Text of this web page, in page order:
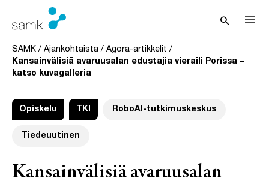
Siirry sisältöön
searchAvaa haku
SAMK / Ajankohtaista / Agora-artikkelit /
Kansainvälisiä avaruusalan edustajia vieraili Porissa –
katso kuvagalleria
Opiskelu TKI RoboAI-tutkimuskeskus
Tiedeuutinen
Kansainvälisiä avaruusalan